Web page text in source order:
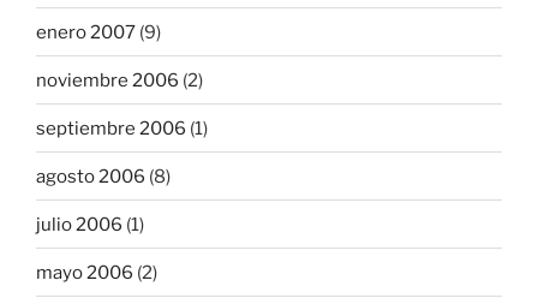
enero 2007 (9)
noviembre 2006 (2)
septiembre 2006 (1)
agosto 2006 (8)
julio 2006 (1)
mayo 2006 (2)